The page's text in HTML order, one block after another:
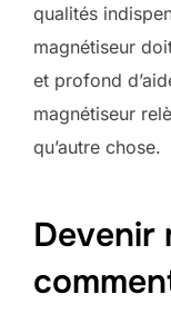
qualités
magnétiseur
et profond
magnétiseur
qu’autre chose.
Devenir